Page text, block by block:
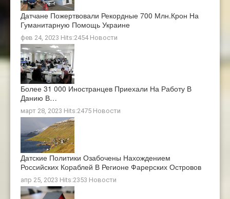
Датчане Пожертвовали Рекордные 700 Млн.крон На
Гуманитарную Помощь Украине
фев 24, 2023 Hits:2454 Новости
Более 31 000 Иностранцев Приехали На Работу В
Данию В…
март 28, 2023 Hits:2475 Новости
Датские Политики Озабочены Нахождением
Российских Кораблей В Регионе Фарерских Островов
апр 25, 2023 Hits:2353 Новости